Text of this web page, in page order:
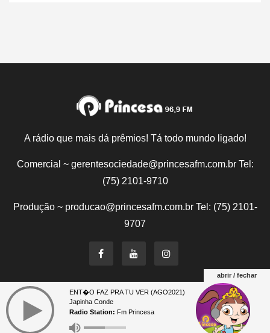
A rádio que mais dá prêmios! Tá todo mundo ligado!
Comercial ~ gerentesociedade@princesafm.com.br Tel:
(75) 2101-9710
Produção ~ producao@princesafm.com.br Tel: (75) 2101-
9707
Um site pertencente a Fundação Santo Antônio © Todos
os direitos reservados.
abrir / fechar
ENT�O FAZ PRA TU VER (AGO2021)
Japinha Conde
Radio Station: Fm Princesa